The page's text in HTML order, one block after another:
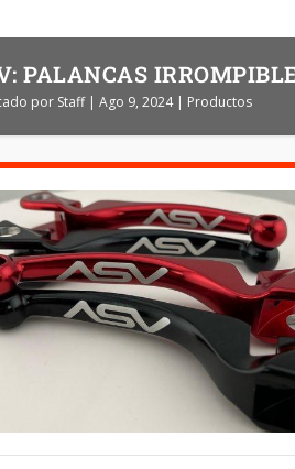
PALANCAS
por Staff| Ago 9, 2024| Productos